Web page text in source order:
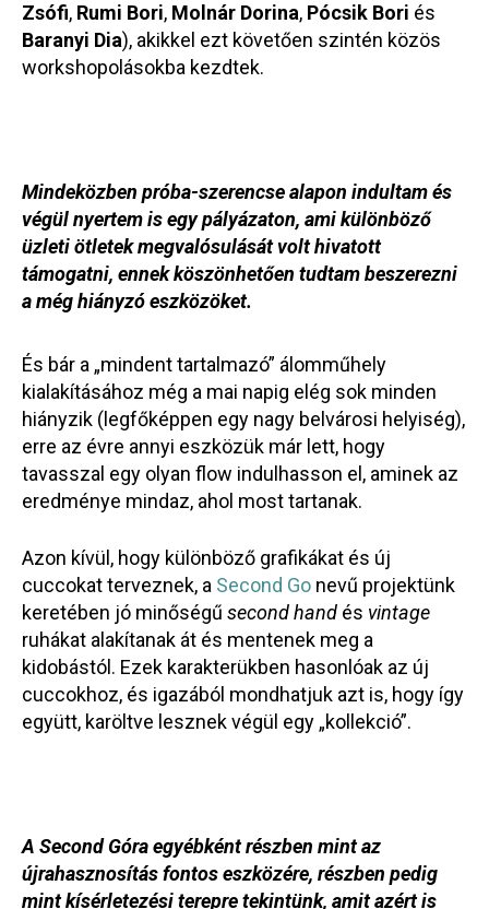
Zsófi, Rumi Bori, Molnár Dorina, Pócsik Bori és
Baranyi Dia), akikkel ezt követően szintén közös
workshopolásokba kezdtek.
Mindeközben próba-szerencse alapon indultam és
végül nyertem is egy pályázaton, ami különböző
üzleti ötletek megvalósulását volt hivatott
támogatni, ennek köszönhetően tudtam beszerezni
a még hiányzó eszközöket.
És bár a „mindent tartalmazó” álomműhely
kialakításához még a mai napig elég sok minden
hiányzik (legfőképpen egy nagy belvárosi helyiség),
erre az évre annyi eszközük már lett, hogy
tavasszal egy olyan flow indulhasson el, aminek az
eredménye mindaz, ahol most tartanak.
Azon kívül, hogy különböző grafikákat és új
cuccokat terveznek, a Second Go nevű projektünk
keretében jó minőségű second hand és vintage
ruhákat alakítanak át és mentenek meg a
kidobástól. Ezek karakterükben hasonlóak az új
cuccokhoz, és igazából mondhatjuk azt is, hogy így
együtt, karöltve lesznek végül egy „kollekció”.
A Second Góra egyébként részben mint az
újrahasznosítás fontos eszközére, részben pedig
mint kísérletezési terepre tekintünk, amit azért is